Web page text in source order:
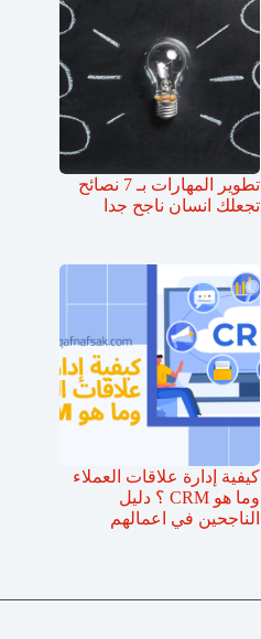
تطوير المهارات بـ 7 نصائح
تجعلك انسان ناجح جدا
كيفية إدارة علاقات العملاء
وما هو CRM ؟ دليل
الناجحين في اعمالهم